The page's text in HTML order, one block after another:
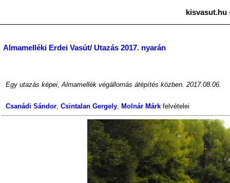
kisvasut.hu
Almamelléki Erdei Vasút/ Utazás 2017. nyarán
Egy utazás képei, Almamellék végállomás átépítés közben. 2017.08.06.
Csanádi Sándor, Csintalan Gergely, Molnár Márk felvételei